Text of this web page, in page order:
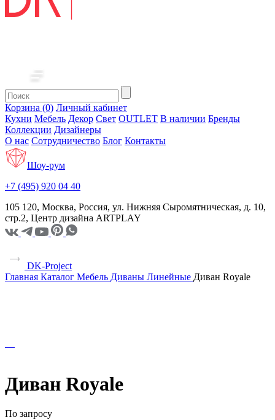
Корзина (0) Личный кабинет
Кухни Мебель Декор Свет OUTLET В наличии Бренды
Коллекции Дизайнеры
О нас Сотрудничество Блог Контакты
Шоу-рум
+7 (495) 920 04 40
105 120, Москва, Россия, ул. Нижняя Сыромятническая, д. 10,
стр.2, Центр дизайна ARTPLAY
DK-Project
Главная Каталог Мебель Диваны Линейные Диван Royale
Диван Royale
По запросу